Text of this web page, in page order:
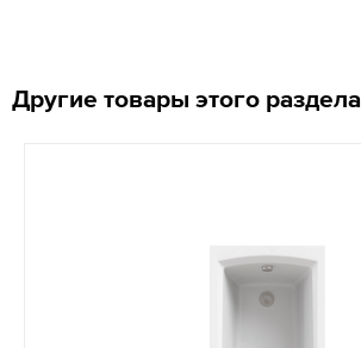
Другие товары этого раздела